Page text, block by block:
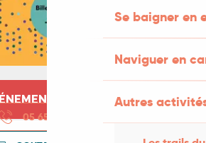
Se baigner en
Naviguer en
Autres
coordonnées
TERMINÉ
05 65 20 88